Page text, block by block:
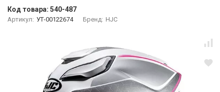
Код товара: 540-487
Артикул: УТ-00122674 Бренд: HJC